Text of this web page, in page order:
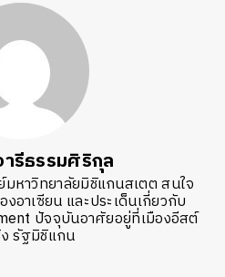
รีธรรมศิริกุล
มหาวิทยาลัยมิชิแกนสเตต สนใจ
งอาเซียน และประเด็นเกี่ยวกับ
ปัจจุบันอาศัยอยู่ที่เมืองอีสต์
รัฐมิชิแกน